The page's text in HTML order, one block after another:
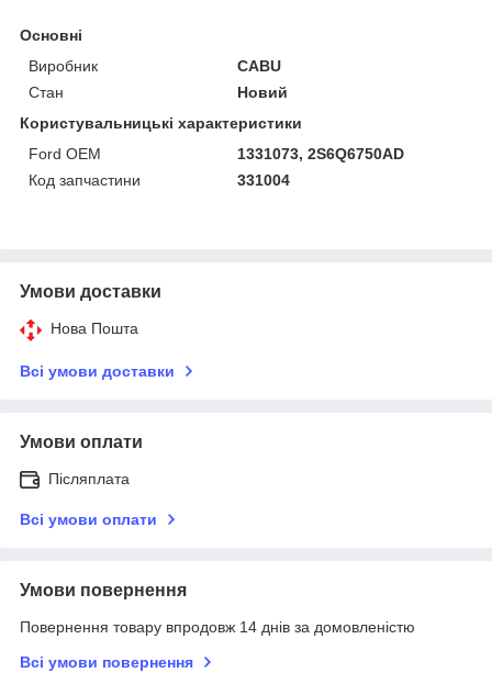
Основні
Виробник
CABU
Стан
Новий
Користувальницькі характеристики
Ford OEM
1331073, 2S6Q6750AD
Код запчастини
331004
Умови доставки
Нова Пошта
Всі умови доставки
Умови оплати
Післяплата
Всі умови оплати
Умови повернення
Повернення товару впродовж 14 днів за домовленістю
Всі умови повернення